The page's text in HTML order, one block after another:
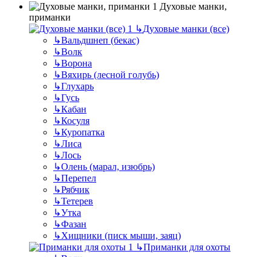
Духовые манки,
приманки
↳Духовые манки (все)
↳Вальдшнеп (бекас)
↳Волк
↳Ворона
↳Вяхирь (лесной голубь)
↳Глухарь
↳Гусь
↳Кабан
↳Косуля
↳Куропатка
↳Лиса
↳Лось
↳Олень (марал, изюбрь)
↳Перепел
↳Рябчик
↳Тетерев
↳Утка
↳Фазан
↳Хищники (писк мыши, заяц)
↳Приманки для охоты